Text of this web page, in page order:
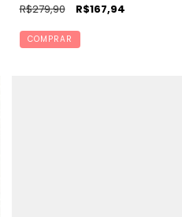
R$279,90 R$167,94
COMPRAR